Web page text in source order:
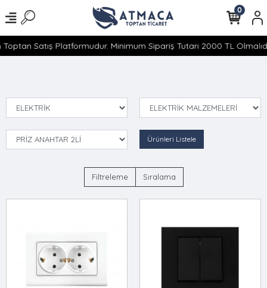
Satış Platformudur. Minimum Sipariş Tutarı 2000 TL
0
Ürünleri Listele
Filtreleme Sıralama